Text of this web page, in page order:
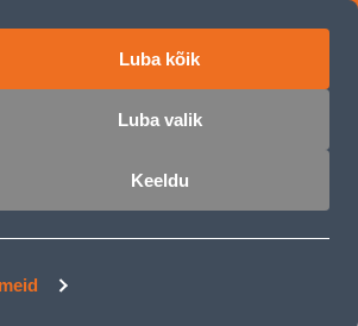
Luba kõik
Luba valik
Keeldu